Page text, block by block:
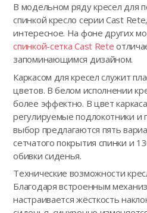
В модельном ряду кресел для
спинкой кресло серии Cast
интересное. На фоне других
спинкой-сетка Cast Rete
запоминающимся дизайном.
Каркасом для кресел служит
цветов. В белом исполнении
более эффектно. В цвет
регулируемые подлокотники и
выбор предлагаются пять
сетчатого покрытия спинки и
обивки сиденья.
Технические возможности
Благодаря встроенным
настраивается жёсткость